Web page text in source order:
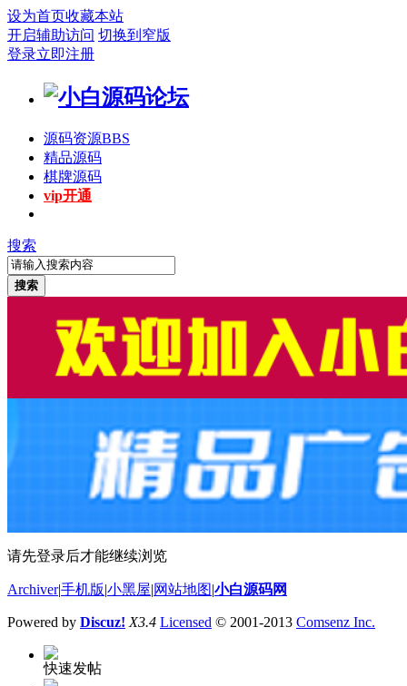
设为首页收藏本站
开启辅助访问 切换到窄版
登录立即注册
源码资源BBS
精品源码
棋牌源码
vip开通
搜索
搜索
请先登录后才能继续浏览
Archiver|手机版 小黑屋 网站地图 小白源码网
Powered by Discuz! X3.4 Licensed © 2001-2013 Comsenz Inc.
快速发帖